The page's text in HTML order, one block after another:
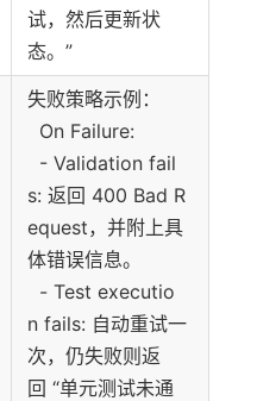
试，然后更新状
态。”
失败策略示例：
On Failure:
- Validation fail
s: 返回 400 Bad R
equest，并附上具
体错误信息。
- Test executio
n fails: 自动重试一
次，仍失败则返
回 “单元测试未通